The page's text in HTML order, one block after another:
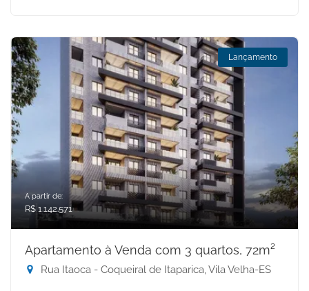
Lançamento
A partir de:
R$ 1.142.571
Apartamento à Venda com 3 quartos, 72m²
Rua Itaoca - Coqueiral de Itaparica, Vila Velha-ES